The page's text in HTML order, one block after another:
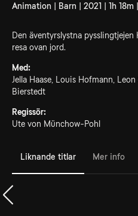
Animation | Barn | 2021 | 1h 18m
Den äventyrslystna
resa ovan jord.
Med:
Jella Haase, Louis Hofmann,
Bierstedt
Regissör:
Ute von Münchow-Pohl
Liknande titlar Mer info